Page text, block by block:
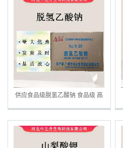
供应食品级脱氢乙酸钠 食品级 高
效防腐剂 量大从优 欢迎订购